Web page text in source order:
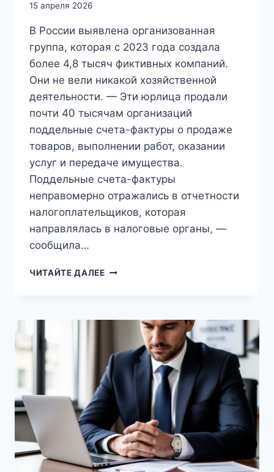
15 апреля 2026
В России выявлена организованная
группа, которая с 2023 года создала
более 4,8 тысяч фиктивных компаний.
Они не вели никакой хозяйственной
деятельности. — Эти юрлица продали
почти 40 тысячам организаций
поддельные счета-фактуры о продаже
товаров, выполнении работ, оказании
услуг и передаче имущества.
Поддельные счета-фактуры
неправомерно отражались в отчетности
налогоплательщиков, которая
направлялась в налоговые органы, —
сообщила…
ЧИТАЙТЕ ДАЛЕЕАФЕРИСТЫ
ФИРМЫ
ТРИЛЛИОНА
РУБЛЕЙ